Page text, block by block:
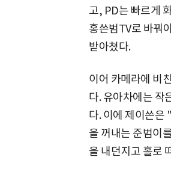
고, PD는 빠르게
홍쓴범TV로 바꿔
받아쳤다.
이어 카메라에 비
다. 유아차에는 작
다. 이에 제이쓴은
을 꺼내는 준범이
을 내던지고 홀로